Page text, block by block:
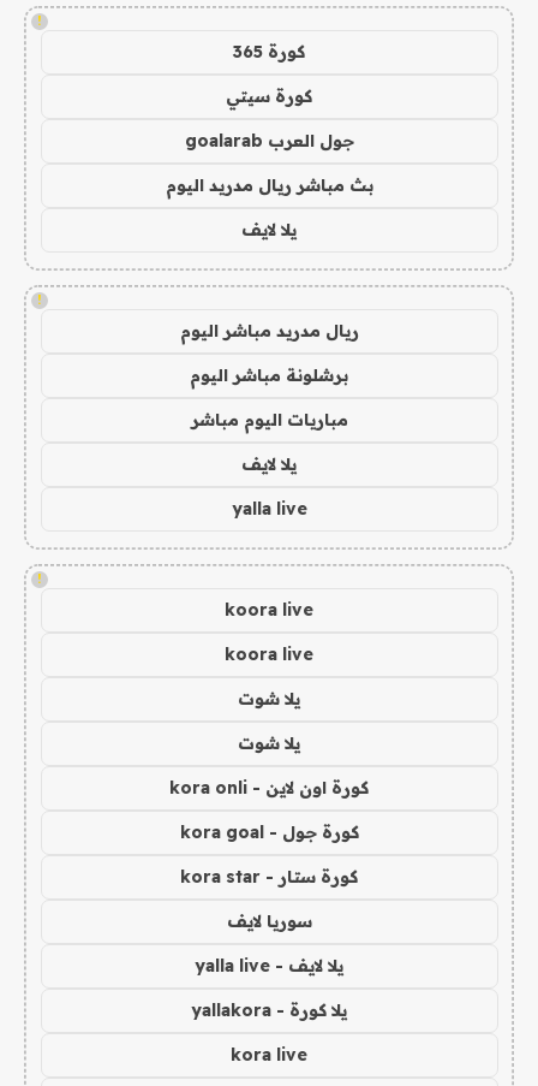
!
كورة 365
كورة سيتي
جول العرب goalarab
بث مباشر ريال مدريد اليوم
يلا لايف
!
ريال مدريد مباشر اليوم
برشلونة مباشر اليوم
مباريات اليوم مباشر
يلا لايف
yalla live
!
koora live
koora live
يلا شوت
يلا شوت
كورة اون لاين - kora onli
كورة جول - kora goal
كورة ستار - kora star
سوريا لايف
يلا لايف - yalla live
يلا كورة - yallakora
kora live